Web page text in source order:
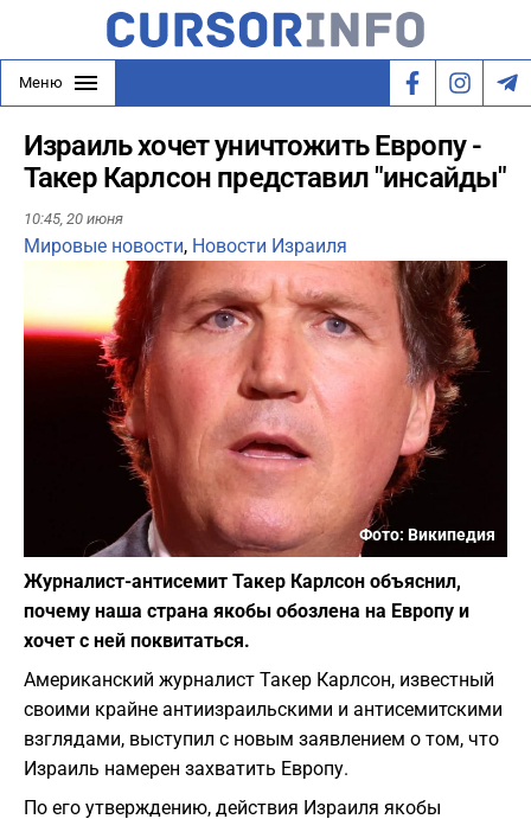
Меню
Израиль хочет уничтожить Европу -
Такер Карлсон представил "инсайды"
10:45, 20 июня
Мировые новости, Новости Израиля
Фото: Википедия
Журналист-антисемит Такер Карлсон объяснил,
почему наша страна якобы обозлена на Европу и
хочет с ней поквитаться.
Американский журналист Такер Карлсон, известный
своими крайне антиизраильскими и антисемитскими
взглядами, выступил с новым заявлением о том, что
Израиль намерен захватить Европу.
По его утверждению, действия Израиля якобы